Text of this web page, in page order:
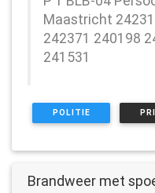
Maastricht
242371 240198
241531
POLITIE
Brandweer met